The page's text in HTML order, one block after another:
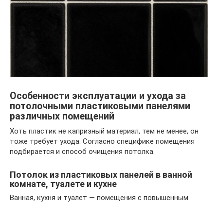
Особенности эксплуатации и ухода за
потолочными пластиковыми панелями
различных помещений
Хоть пластик не капризный материал, тем не менее, он
тоже требует ухода. Согласно специфике помещения
подбирается и способ очищения потолка.
Потолок из пластиковых панелей в ванной
комнате, туалете и кухне
Ванная, кухня и туалет — помещения с повышенным